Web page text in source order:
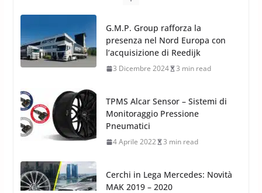
G.M.P. Group rafforza la
presenza nel Nord Europa con
l’acquisizione di Reedijk
3 Dicembre 2024 3 min read
TPMS Alcar Sensor – Sistemi di
Monitoraggio Pressione
Pneumatici
4 Aprile 2022 3 min read
Cerchi in Lega Mercedes: Novità
MAK 2019 – 2020